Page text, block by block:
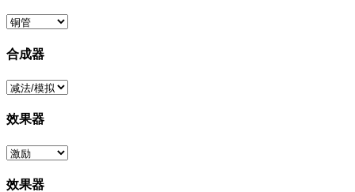
合成器
效果器
效果器